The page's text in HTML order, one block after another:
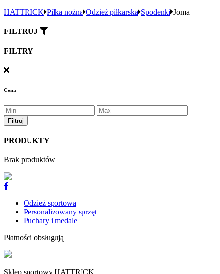
HATTRICK Piłka nożna Odzież piłkarska Spodenki Joma
FILTRUJ
FILTRY
Cena
PRODUKTY
Brak produktów
Odzież sportowa
Personalizowany sprzęt
Puchary i medale
Płatności obsługują
Sklep sportowy HATTRICK